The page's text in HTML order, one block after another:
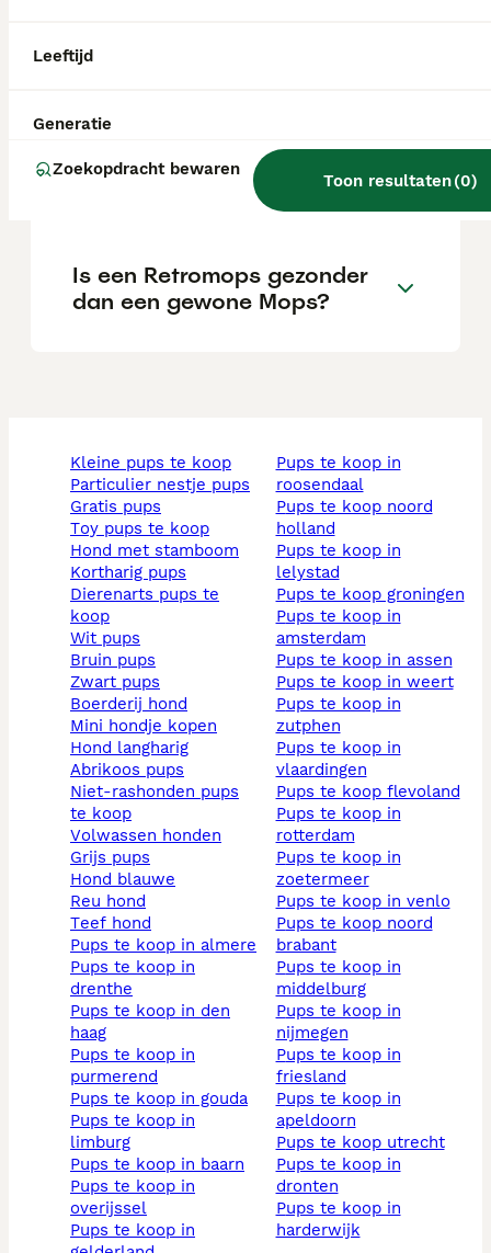
Leeftijd
Generatie
Zoekopdracht bewaren
Toon resultaten(0)
Wat is het karakter van een
Retromopshond?
Is een Retromops gezonder
dan een gewone Mops?
kleine pups te koop
particulier nestje pups
gratis pups
toy pups te koop
hond met stamboom
kortharig pups
dierenarts pups te
koop
wit pups
bruin pups
zwart pups
boerderij hond
mini hondje kopen
hond langharig
abrikoos pups
niet-rashonden pups
te koop
volwassen honden
grijs pups
hond blauwe
reu hond
teef hond
pups te koop in almere
pups te koop in
drenthe
pups te koop in den
haag
pups te koop in
purmerend
pups te koop in gouda
pups te koop in
limburg
pups te koop in baarn
pups te koop in
overijssel
pups te koop in
pups te koop in
roosendaal
pups te koop noord
holland
pups te koop in
lelystad
pups te koop groningen
pups te koop in
amsterdam
pups te koop in assen
pups te koop in weert
pups te koop in
zutphen
pups te koop in
vlaardingen
pups te koop flevoland
pups te koop in
rotterdam
pups te koop in
zoetermeer
pups te koop in venlo
pups te koop noord
brabant
pups te koop in
middelburg
pups te koop in
nijmegen
pups te koop in
friesland
pups te koop in
apeldoorn
pups te koop utrecht
pups te koop in
dronten
pups te koop in
harderwijk